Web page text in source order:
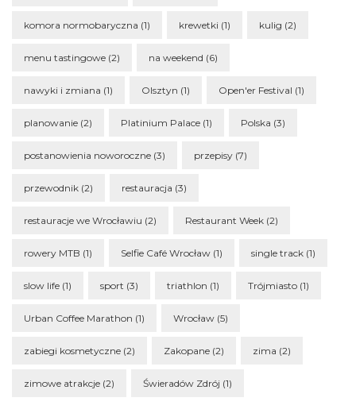
komora normobaryczna (1) krewetki (1) kulig (2)
menu tastingowe (2) na weekend (6)
nawyki i zmiana (1) Olsztyn (1) Open'er Festival (1)
planowanie (2) Platinium Palace (1) Polska (3)
postanowienia noworoczne (3) przepisy (7)
przewodnik (2) restauracja (3)
restauracje we Wrocławiu (2) Restaurant Week (2)
rowery MTB (1) Selfie Café Wrocław (1) single track (1)
slow life (1) sport (3) triathlon (1) Trójmiasto (1)
Urban Coffee Marathon (1) Wrocław (5)
zabiegi kosmetyczne (2) Zakopane (2) zima (2)
zimowe atrakcje (2) Świeradów Zdrój (1)